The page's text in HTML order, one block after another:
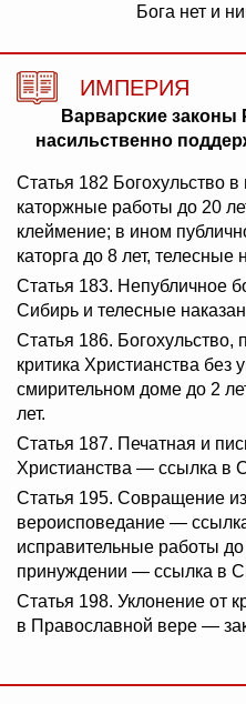
Бога нет и
ИМПЕРИЯ
Варварские
насильственно
Статья 182 Богохульство
каторжные работы до 20
клеймение; в ином
каторга до 8 лет, телесные
Статья 183. Непубличное
Сибирь и телесные
Статья 186.
критика Христианства
смирительном доме до 2
лет.
Статья 187. Печатная и
Христианства — ссылка в
Статья 195. Совращение
вероисповедание —
исправительные работы
принуждении — ссылка в
Статья 198. Уклонение от
в Православной вере —